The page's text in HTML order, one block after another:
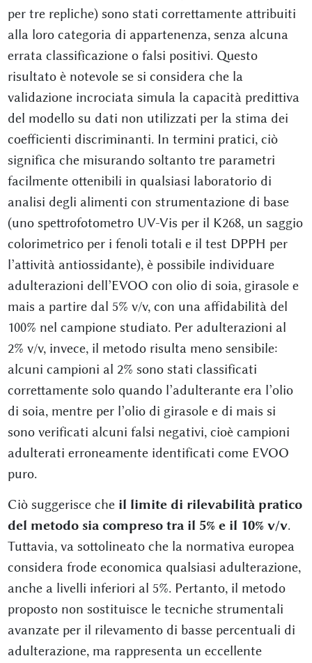
per tre repliche) sono stati correttamente attribuiti
alla loro categoria di appartenenza, senza alcuna
errata classificazione o falsi positivi. Questo
risultato è notevole se si considera che la
validazione incrociata simula la capacità predittiva
del modello su dati non utilizzati per la stima dei
coefficienti discriminanti. In termini pratici, ciò
significa che misurando soltanto tre parametri
facilmente ottenibili in qualsiasi laboratorio di
analisi degli alimenti con strumentazione di base
(uno spettrofotometro UV-Vis per il K268, un saggio
colorimetrico per i fenoli totali e il test DPPH per
l’attività antiossidante), è possibile individuare
adulterazioni dell’EVOO con olio di soia, girasole e
mais a partire dal 5% v/v, con una affidabilità del
100% nel campione studiato. Per adulterazioni al
2% v/v, invece, il metodo risulta meno sensibile:
alcuni campioni al 2% sono stati classificati
correttamente solo quando l’adulterante era l’olio
di soia, mentre per l’olio di girasole e di mais si
sono verificati alcuni falsi negativi, cioè campioni
adulterati erroneamente identificati come EVOO
puro.
Ciò suggerisce che il limite di rilevabilità pratico
del metodo sia compreso tra il 5% e il 10% v/v.
Tuttavia, va sottolineato che la normativa europea
considera frode economica qualsiasi adulterazione,
anche a livelli inferiori al 5%. Pertanto, il metodo
proposto non sostituisce le tecniche strumentali
avanzate per il rilevamento di basse percentuali di
adulterazione, ma rappresenta un eccellente